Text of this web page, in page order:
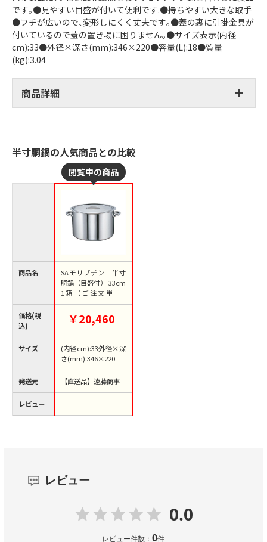
です｡●見やすい目盛が付いて便利です.●持ちやすい大きな取手
●フチが広いので､変形しにくく丈夫です｡●蓋の裏に引掛金具が
付いているので蓋の置き場に困りません｡●サイズ表示(内径
cm):33●外径×深さ(mm):346×220●容量(L):18●質量
(kg):3.04
商品詳細
半寸胴鍋の人気商品との比較
商品名
価格(税
込)
サイズ
発送元
レビュー
SAモリブデン 半寸
胴鍋（目盛付） 33cm
1箱（ご注文単位1
箱）【直送品】
￥20,460
(内径cm):33外径×深
さ(mm):346×220
【直送品】遠藤商事
レビュー
0.0
レビュー件数：0件